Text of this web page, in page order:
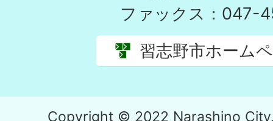
ファックス：047-
習志野市ホーム
Copyright © 2022 Narashino